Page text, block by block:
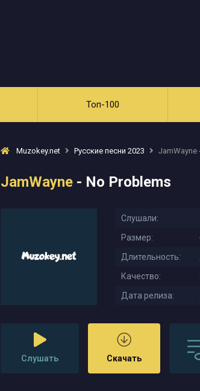
Топ-100
Muzokey.net Русские песни 2023 JamWayne
JamWayne - No Problems
Слушали:
Размер:
Длительность:
Качество:
Дата релиза:
Слушать Скачать